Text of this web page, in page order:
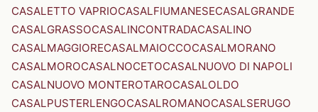
CASALETTO VAPRIOCASALFIUMANESECASALGRANDE
CASALGRASSOCASALINCONTRADACASALINO
CASALMAGGIORECASALMAIOCCOCASALMORANO
CASALMOROCASALNOCETOCASALNUOVO DI NAPOLI
CASALNUOVO MONTEROTAROCASALOLDO
CASALPUSTERLENGOCASALROMANOCASALSERUGO